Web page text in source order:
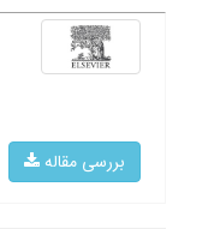
بررسی مقاله